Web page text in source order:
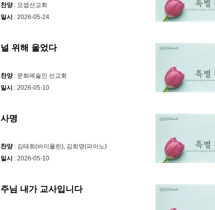
찬양: 요셉선교회
일시 : 2026-05-24
널 위해 울었다
찬양: 문화예술인 선교회
일시 : 2026-05-10
사명
찬양: 김태희(바이올린), 김희명(피아노)
일시 : 2026-05-10
주님 내가 교사입니다